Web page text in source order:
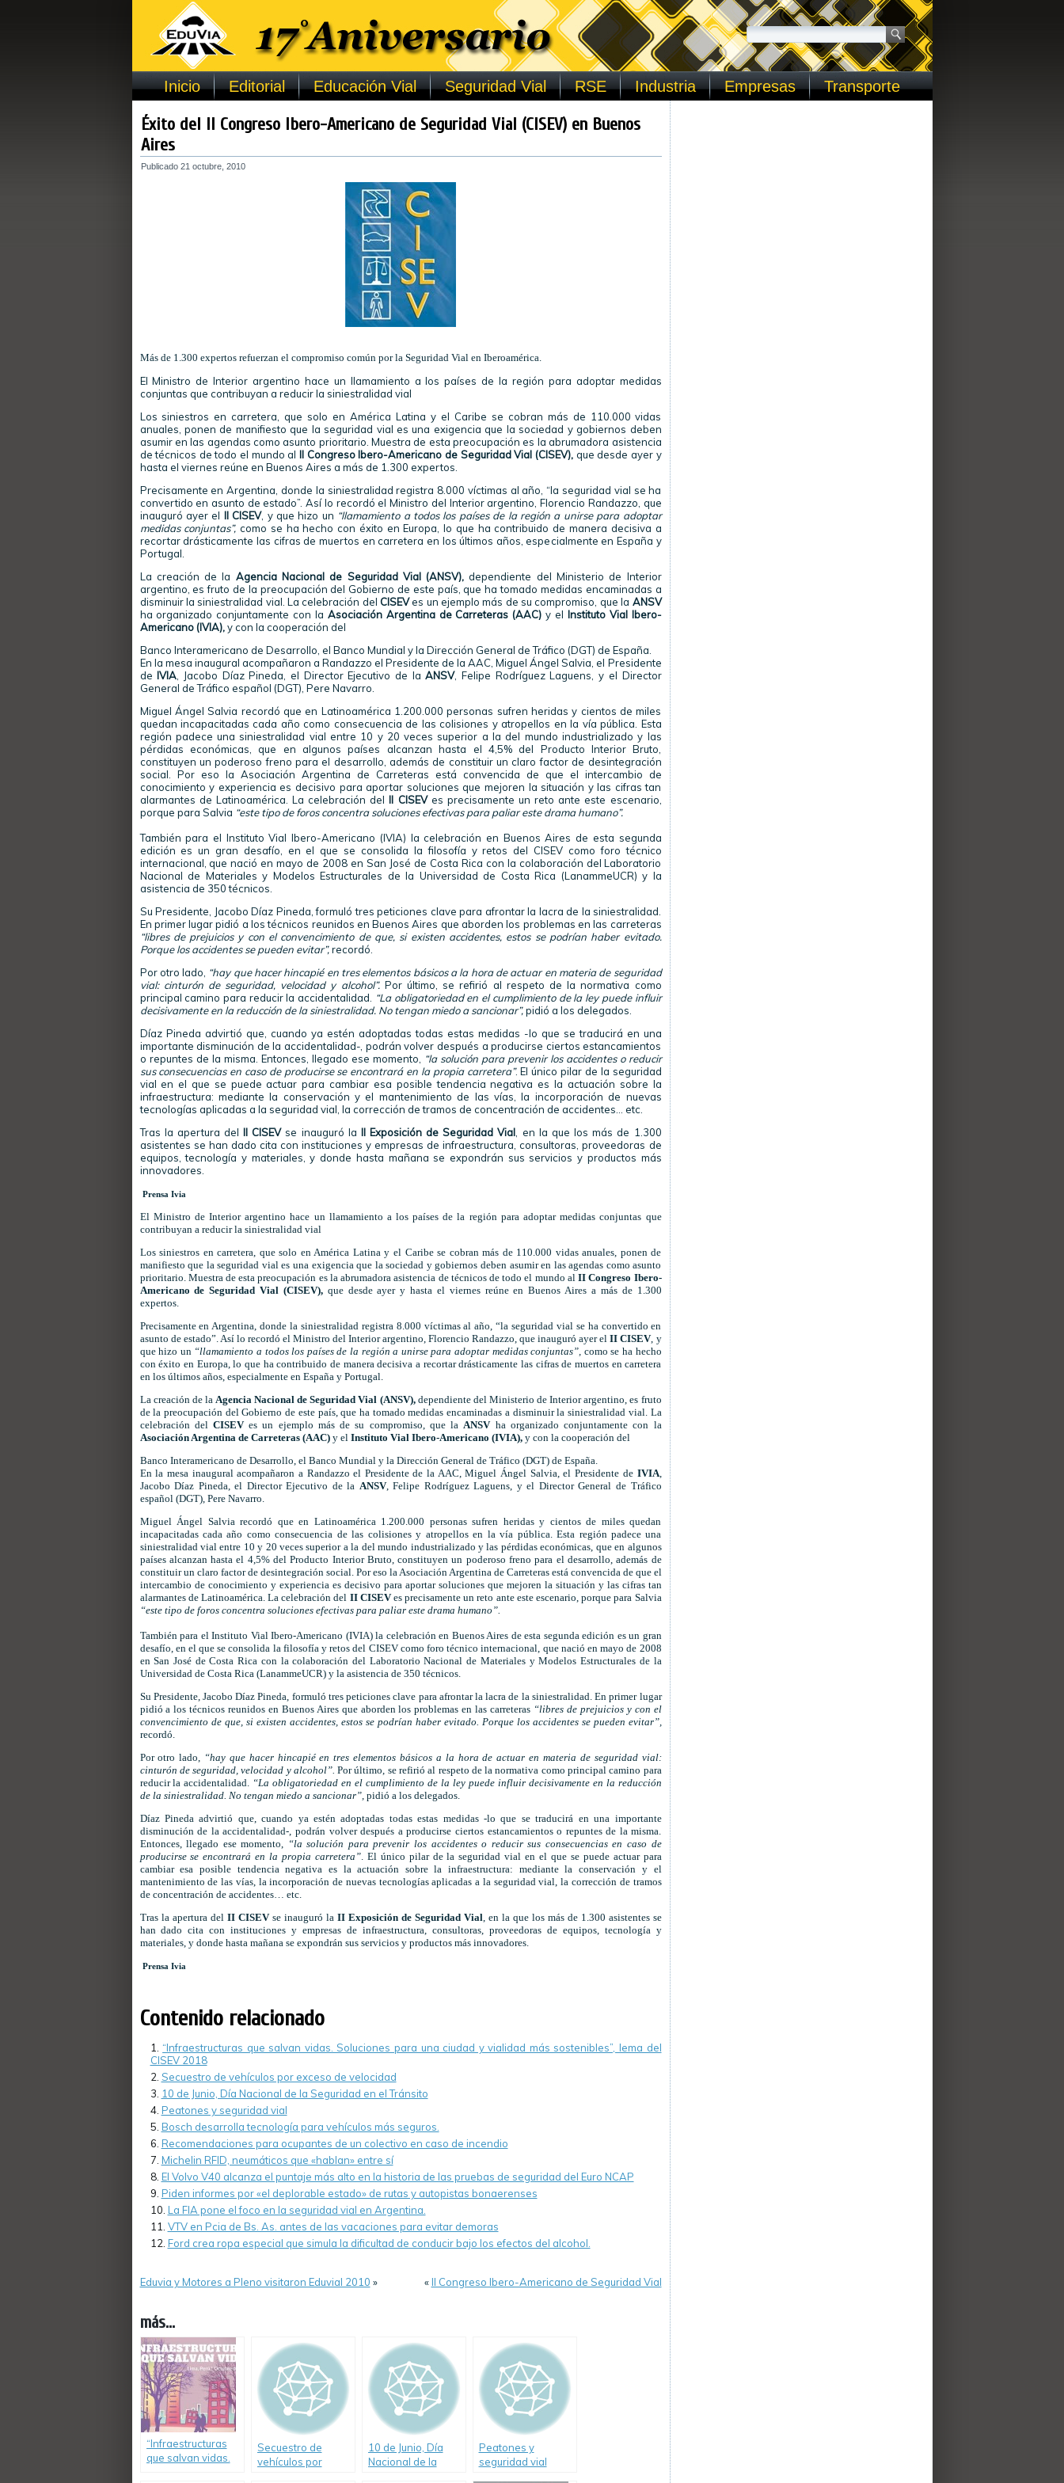
Inicio Editorial Educación Vial Seguridad Vial RSE Industria Empresas Transporte
Éxito del II Congreso Ibero-Americano de Seguridad Vial (CISEV) en Buenos
Aires
Publicado 21 octubre, 2010
Más de 1.300 expertos refuerzan el compromiso común por la Seguridad Vial en Iberoamérica.
El Ministro de Interior argentino hace un llamamiento a los países de la región para adoptar medidas
conjuntas que contribuyan a reducir la siniestralidad vial
Los siniestros en carretera, que solo en América Latina y el Caribe se cobran más de 110.000 vidas
anuales, ponen de manifiesto que la seguridad vial es una exigencia que la sociedad y gobiernos deben
asumir en las agendas como asunto prioritario. Muestra de esta preocupación es la abrumadora asistencia
de técnicos de todo el mundo al II Congreso Ibero-Americano de Seguridad Vial (CISEV),que desde ayer y
hasta el viernes reúne en Buenos Aires a más de 1.300 expertos.
Precisamente en Argentina, donde la siniestralidad registra 8.000 víctimas al año, “la seguridad vial se ha
convertido en asunto de estado”. Así lo recordó el Ministro del Interior argentino, Florencio Randazzo, que
inauguró ayer el II CISEV, y que hizo un “llamamiento a todos los países de la región a unirse para adoptar
medidas conjuntas”, como se ha hecho con éxito en Europa, lo que ha contribuido de manera decisiva a
recortar drásticamente las cifras de muertos en carretera en los últimos años, especialmente en España y
Portugal.
La creación de la Agencia Nacional de Seguridad Vial (ANSV), dependiente del Ministerio de Interior
argentino, es fruto de la preocupación del Gobierno de este país, que ha tomado medidas encaminadas a
disminuir la siniestralidad vial. La celebración del CISEVes un ejemplo más de su compromiso, que la ANSV
ha organizado conjuntamente con la Asociación Argentina de Carreteras (AAC) y el Instituto Vial Ibero-
Americano (IVIA),y con la cooperación del
Banco Interamericano de Desarrollo, el Banco Mundial y la Dirección General de Tráfico (DGT) de España.
En la mesa inaugural acompañaron a Randazzo el Presidente de la AAC, Miguel Ángel Salvia, el Presidente
de IVIA , Jacobo Díaz Pineda, el Director Ejecutivo de laANSV, Felipe Rodríguez Laguens, y el Director
General de Tráfico español (DGT), Pere Navarro.
Miguel Ángel Salvia recordó que en Latinoamérica 1.200.000 personas sufren heridas y cientos de miles
quedan incapacitadas cada año como consecuencia de las colisiones y atropellos en la vía pública. Esta
región padece una siniestralidad vial entre 10 y 20 veces superior a la del mundo industrializado y las
pérdidas económicas, que en algunos países alcanzan hasta el 4,5% del Producto Interior Bruto,
constituyen un poderoso freno para el desarrollo, además de constituir un claro factor de desintegración
social. Por eso la Asociación Argentina de Carreteras está convencida de que el intercambio de
conocimiento y experiencia es decisivo para aportar soluciones que mejoren la situación y las cifras tan
alarmantes de Latinoamérica. La celebración del II CISEVes precisamente un reto ante este escenario,
porque para Salvia “este tipo de foros concentra soluciones efectivas para paliar este drama humano”.
También para el Instituto Vial Ibero-Americano (IVIA) la celebración en Buenos Aires de esta segunda
edición es un gran desafío, en el que se consolida la filosofía y retos del CISEV como foro técnico
internacional, que nació en mayo de 2008 en San José de Costa Rica con la colaboración del Laboratorio
Nacional de Materiales y Modelos Estructurales de la Universidad de Costa Rica (LanammeUCR) y la
asistencia de 350 técnicos.
Su Presidente, Jacobo Díaz Pineda, formuló tres peticiones clave para afrontar la lacra de la siniestralidad.
En primer lugar pidió a los técnicos reunidos en Buenos Aires que aborden los problemas en las carreteras
“libres de prejuicios y con el convencimiento de que, si existen accidentes, estos se podrían haber evitado.
Porque los accidentes se pueden evitar”,recordó.
Por otro lado, “hay que hacer hincapié en tres elementos básicos a la hora de actuar en materia de seguridad
vial: cinturón de seguridad, velocidad y alcohol”.Por último, se refirió al respeto de la normativa como
principal camino para reducir la accidentalidad.
“La obligatoriedad en el cumplimiento de la ley puede influir
decisivamente en la reducción de la siniestralidad. No tengan miedo a sancionar”,pidió a los delegados.
Díaz Pineda advirtió que, cuando ya estén adoptadas todas estas medidas -lo que se traducirá en una
importante disminución de la accidentalidad-, podrán volver después a producirse ciertos estancamientos
o repuntes de la misma. Entonces, llegado ese momento,
“la solución para prevenir los accidentes o reducir
sus consecuencias en caso de producirse se encontrará en la propia carretera”. El único pilar de la seguridad
vial en el que se puede actuar para cambiar esa posible tendencia negativa es la actuación sobre la
infraestructura: mediante la conservación y el mantenimiento de las vías, la incorporación de nuevas
tecnologías aplicadas a la seguridad vial, la corrección de tramos de concentración de accidentes… etc.
Tras la apertura del II CISEVse inauguró la II Exposición de Seguridad Vial , en la que los más de 1.300
asistentes se han dado cita con instituciones y empresas de infraestructura, consultoras, proveedoras de
equipos, tecnología y materiales, y donde hasta mañana se expondrán sus servicios y productos más
innovadores.
Prensa Ivia
El Ministro de Interior argentino hace un llamamiento a los países de la región para adoptar medidas conjuntas que
contribuyan a reducir la siniestralidad vial
Los siniestros en carretera, que solo en América Latina y el Caribe se cobran más de 110.000 vidas anuales, ponen de
manifiesto que la seguridad vial es una exigencia que la sociedad y gobiernos deben asumir en las agendas como asunto
prioritario. Muestra de esta preocupación es la abrumadora asistencia de técnicos de todo el mundo alII Congreso Ibero-
Americano de Seguridad Vial (CISEV),que desde ayer y hasta el viernes reúne en Buenos Aires a más de 1.300
expertos.
Precisamente en Argentina, donde la siniestralidad registra 8.000 víctimas al año, “la seguridad vial se ha convertido en
asunto de estado”. Así lo recordó el Ministro del Interior argentino, Florencio Randazzo, que inauguró ayer elII CISEV, y
que hizo un “llamamiento a todos los países de la región a unirse para adoptar medidas conjuntas”, como se ha hecho
con éxito en Europa, lo que ha contribuido de manera decisiva a recortar drásticamente las cifras de muertos en carretera
en los últimos años, especialmente en España y Portugal.
La creación de la Agencia Nacional de Seguridad Vial (ANSV),dependiente del Ministerio de Interior argentino, es fruto
de la preocupación del Gobierno de este país, que ha tomado medidas encaminadas a disminuir la siniestralidad vial. La
celebración del CISEVes un ejemplo más de su compromiso, que laANSVha organizado conjuntamente con la
Asociación Argentina de Carreteras (AAC)y el Instituto Vial Ibero-Americano (IVIA),y con la cooperación del
Banco Interamericano de Desarrollo, el Banco Mundial y la Dirección General de Tráfico (DGT) de España.
En la mesa inaugural acompañaron a Randazzo el Presidente de la AAC, Miguel Ángel Salvia, el Presidente de IVIA,
Jacobo Díaz Pineda, el Director Ejecutivo de la ANSV, Felipe Rodríguez Laguens, y el Director General de Tráfico
español (DGT), Pere Navarro.
Miguel Ángel Salvia recordó que en Latinoamérica 1.200.000 personas sufren heridas y cientos de miles quedan
incapacitadas cada año como consecuencia de las colisiones y atropellos en la vía pública. Esta región padece una
siniestralidad vial entre 10 y 20 veces superior a la del mundo industrializado y las pérdidas económicas, que en algunos
países alcanzan hasta el 4,5% del Producto Interior Bruto, constituyen un poderoso freno para el desarrollo, además de
constituir un claro factor de desintegración social. Por eso la Asociación Argentina de Carreteras está convencida de que el
intercambio de conocimiento y experiencia es decisivo para aportar soluciones que mejoren la situación y las cifras tan
alarmantes de Latinoamérica. La celebración del II CISEVes precisamente un reto ante este escenario, porque para Salvia
“este tipo de foros concentra soluciones efectivas para paliar este drama humano”.
También para el Instituto Vial Ibero-Americano (IVIA) la celebración en Buenos Aires de esta segunda edición es un gran
desafío, en el que se consolida la filosofía y retos del CISEV como foro técnico internacional, que nació en mayo de 2008
en San José de Costa Rica con la colaboración del Laboratorio Nacional de Materiales y Modelos Estructurales de la
Universidad de Costa Rica (LanammeUCR) y la asistencia de 350 técnicos.
Su Presidente, Jacobo Díaz Pineda, formuló tres peticiones clave para afrontar la lacra de la siniestralidad. En primer lugar
pidió a los técnicos reunidos en Buenos Aires que aborden los problemas en las carreteras “libres de prejuicios y con el
convencimiento de que, si existen accidentes, estos se podrían haber evitado. Porque los accidentes se pueden evitar”,
recordó.
Por otro lado, “hay que hacer hincapié en tres elementos básicos a la hora de actuar en materia de seguridad vial:
cinturón de seguridad, velocidad y alcohol”. Por último, se refirió al respeto de la normativa como principal camino para
reducir la accidentalidad. “La obligatoriedad en el cumplimiento de la ley puede influir decisivamente en la reducción
de la siniestralidad. No tengan miedo a sancionar”, pidió a los delegados.
Díaz Pineda advirtió que, cuando ya estén adoptadas todas estas medidas -lo que se traducirá en una importante
disminución de la accidentalidad-, podrán volver después a producirse ciertos estancamientos o repuntes de la misma.
Entonces, llegado ese momento, “la solución para prevenir los accidentes o reducir sus consecuencias en caso de
producirse se encontrará en la propia carretera”. El único pilar de la seguridad vial en el que se puede actuar para
cambiar esa posible tendencia negativa es la actuación sobre la infraestructura: mediante la conservación y el
mantenimiento de las vías, la incorporación de nuevas tecnologías aplicadas a la seguridad vial, la corrección de tramos
de concentración de accidentes… etc.
Tras la apertura del II CISEVse inauguró la II Exposición de Seguridad Vial, en la que los más de 1.300 asistentes se
han dado cita con instituciones y empresas de infraestructura, consultoras, proveedoras de equipos, tecnología y
materiales, y donde hasta mañana se expondrán sus servicios y productos más innovadores.
Prensa Ivia
Contenido relacionado
“Infraestructuras que salvan vidas. Soluciones para una ciudad y vialidad más sostenibles”, lema del
CISEV 2018
Secuestro de vehículos por exceso de velocidad
10 de Junio, Día Nacional de la Seguridad en el Tránsito
Peatones y seguridad vial
Bosch desarrolla tecnología para vehículos más seguros.
Recomendaciones para ocupantes de un colectivo en caso de incendio
Michelin RFID, neumáticos que «hablan» entre sí
El Volvo V40 alcanza el puntaje más alto en la historia de las pruebas de seguridad del Euro NCAP
Piden informes por «el deplorable estado» de rutas y autopistas bonaerenses
La FIA pone el foco en la seguridad vial en Argentina.
VTV en Pcia de Bs. As. antes de las vacaciones para evitar demoras
Ford crea ropa especial que simula la dificultad de conducir bajo los efectos del alcohol.
Eduvia y Motores a Pleno visitaron Eduvial 2010 » «II Congreso Ibero-Americano de Seguridad Vial
más...
“Infraestructuras
que salvan vidas.
Secuestro de
vehículos por
10 de Junio, Día
Nacional de la
Peatones y
seguridad vial